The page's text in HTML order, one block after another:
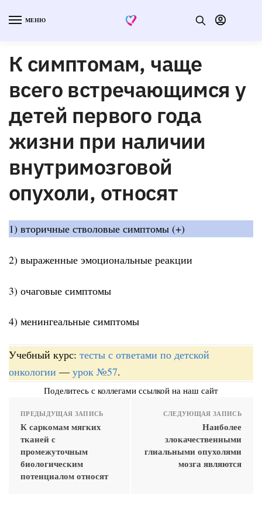
МЕНЮ
К симптомам, чаще
всего встречающимся у
детей первого года
жизни при наличии
внутримозговой
опухоли, относят
1) вторичные стволовые симптомы (+)
2) выраженные эмоциональные реакции
3) очаговые симптомы
4) менингеальные симптомы
Учебный курс: тесты с ответами по детской
онкологии — урок №57.
Поделитесь с коллегами ссылкой на наш сайт
ПРЕДЫДУЩАЯ ЗАПИСЬ
К саркомам мягких
тканей с
промежуточным
биологическим
потенциалом относят
СЛЕДУЮЩАЯ ЗАПИСЬ
Наиболее
злокачественными
глиальными опухолями
мозга являются